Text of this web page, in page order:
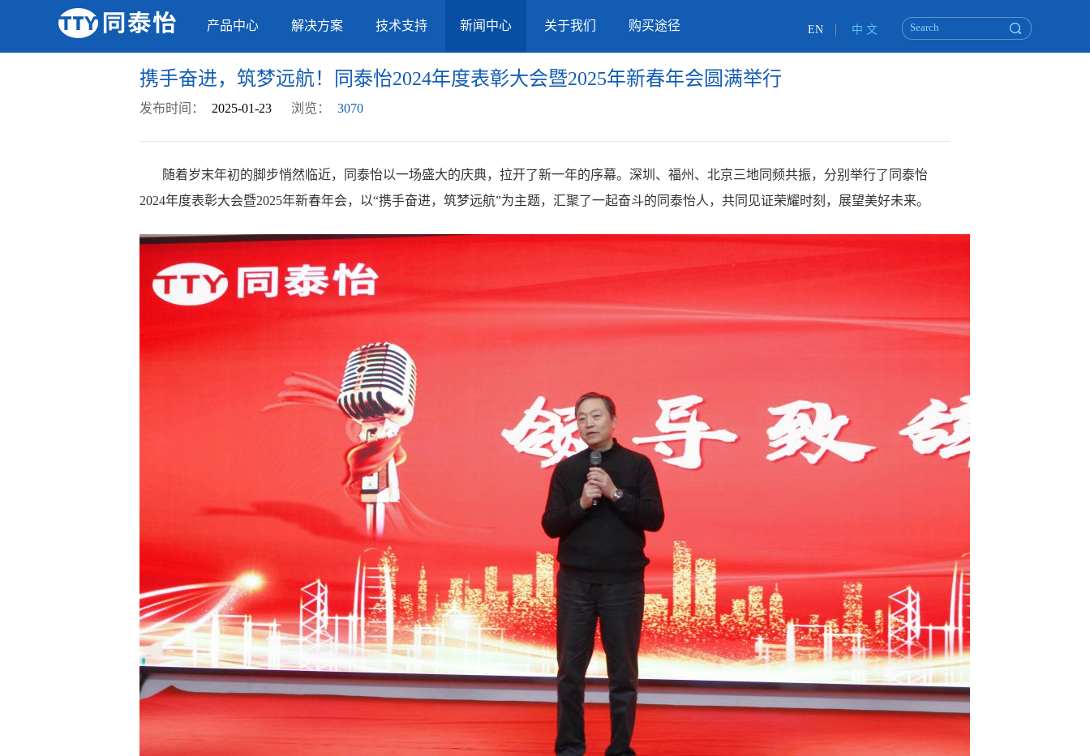
EN 中 文
产品中心 解决方案 技术支持 新闻中心 关于我们 购买途径
携手奋进，筑梦远航！同泰怡2024年度表彰大会暨2025年新春年会圆满举行
发布时间： 2025-01-23 浏览： 3070
随着岁末年初的脚步悄然临近，同泰怡以一场盛大的庆典，拉开了新一年的序幕。深圳、福州、北京三地同频共振，分别举行了同泰怡
2024年度表彰大会暨2025年新春年会，以“携手奋进，筑梦远航”为主题，汇聚了一起奋斗的同泰怡人，共同见证荣耀时刻，展望美好未来。